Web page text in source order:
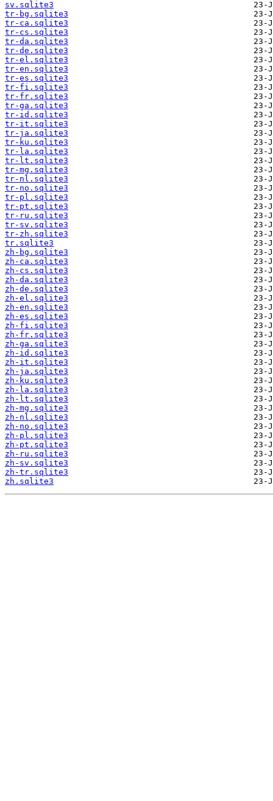
sv.sqlite3
tr-bg.sqlite3
tr-ca.sqlite3
tr-cs.sqlite3
tr-da.sqlite3
tr-de.sqlite3
tr-el.sqlite3
tr-en.sqlite3
tr-es.sqlite3
tr-fi.sqlite3
tr-fr.sqlite3
tr-ga.sqlite3
tr-id.sqlite3
tr-it.sqlite3
tr-ja.sqlite3
tr-ku.sqlite3
tr-la.sqlite3
tr-lt.sqlite3
tr-mg.sqlite3
tr-nl.sqlite3
tr-no.sqlite3
tr-pl.sqlite3
tr-pt.sqlite3
tr-ru.sqlite3
tr-sv.sqlite3
tr-zh.sqlite3
tr.sqlite3
zh-bg.sqlite3
zh-ca.sqlite3
zh-cs.sqlite3
zh-da.sqlite3
zh-de.sqlite3
zh-el.sqlite3
zh-en.sqlite3
zh-es.sqlite3
zh-fi.sqlite3
zh-fr.sqlite3
zh-ga.sqlite3
zh-id.sqlite3
zh-it.sqlite3
zh-ja.sqlite3
zh-ku.sqlite3
zh-la.sqlite3
zh-lt.sqlite3
zh-mg.sqlite3
zh-nl.sqlite3
zh-no.sqlite3
zh-pl.sqlite3
zh-pt.sqlite3
zh-ru.sqlite3
zh-sv.sqlite3
zh-tr.sqlite3
zh.sqlite3